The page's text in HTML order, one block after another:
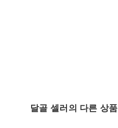
달골 셀러의 다른 상품